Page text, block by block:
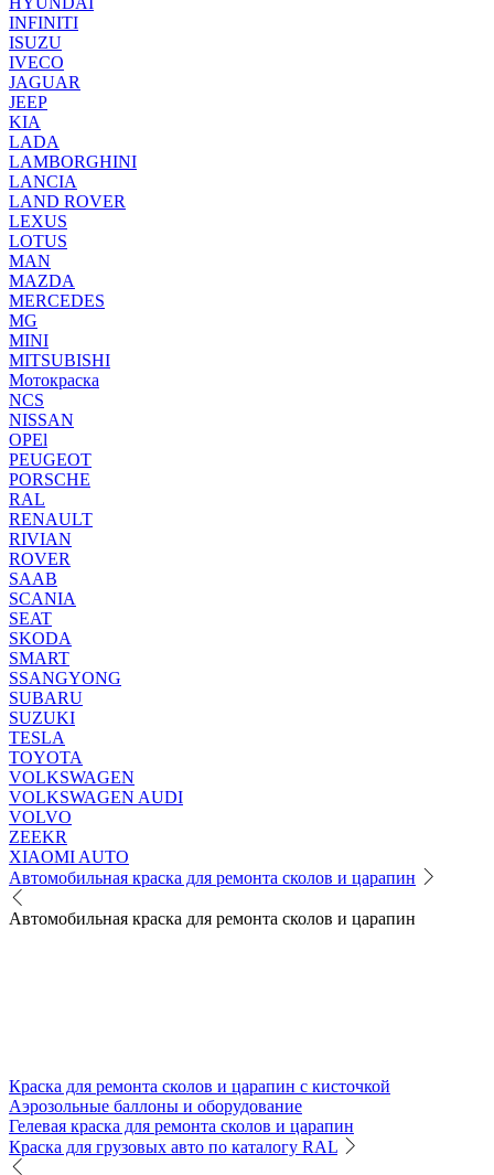
INFINITI
ISUZU
IVECO
JAGUAR
JEEP
KIA
LADA
LAMBORGHINI
LANCIA
LAND ROVER
LEXUS
LOTUS
MAN
MAZDA
MERCEDES
MG
MINI
MITSUBISHI
Мотокраска
NCS
NISSAN
OPEl
PEUGEOT
PORSCHE
RAL
RENAULT
RIVIAN
ROVER
SAAB
SCANIA
SEAT
SKODA
SMART
SSANGYONG
SUBARU
SUZUKI
TESLA
TOYOTA
VOLKSWAGEN
VOLKSWAGEN AUDI
VOLVO
ZEEKR
XIAOMI AUTO
Автомобильная краска для ремонта сколов и царапин
Автомобильная краска для ремонта сколов и царапин
Краска для ремонта сколов и царапин с кисточкой
Аэрозольные баллоны и оборудование
Гелевая краска для ремонта сколов и царапин
Краска для грузовых авто по каталогу RAL